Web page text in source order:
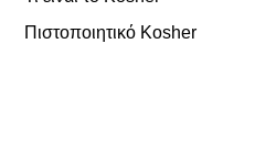
Πιστοποιητικό Kosher